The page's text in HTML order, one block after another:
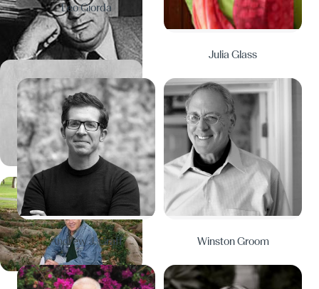
Leo Giorda
Julia Glass
Andrew J. Graff Winston Groom